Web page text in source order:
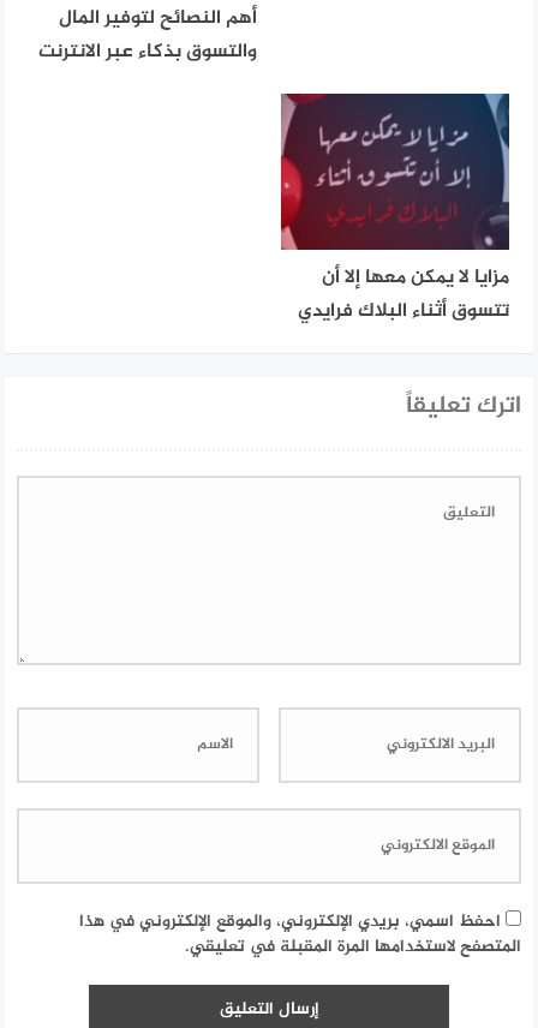
أهم النصائح لتوفير المال
والتسوق بذكاء عبر الانترنت
مزايا لا يمكن معها إلا أن
تتسوق أثناء البلاك فرايدي
اترك تعليقاً
احفظ اسمي، بريدي الإلكتروني، والموقع الإلكتروني في هذا
المتصفح لاستخدامها المرة المقبلة في تعليقي.